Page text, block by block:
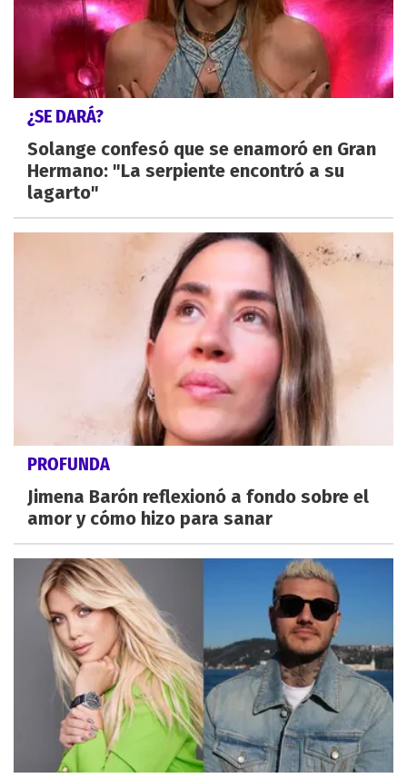
¿SE DARÁ?
Solange confesó que se enamoró en Gran
Hermano: "La serpiente encontró a su
lagarto"
PROFUNDA
Jimena Barón reflexionó a fondo sobre el
amor y cómo hizo para sanar